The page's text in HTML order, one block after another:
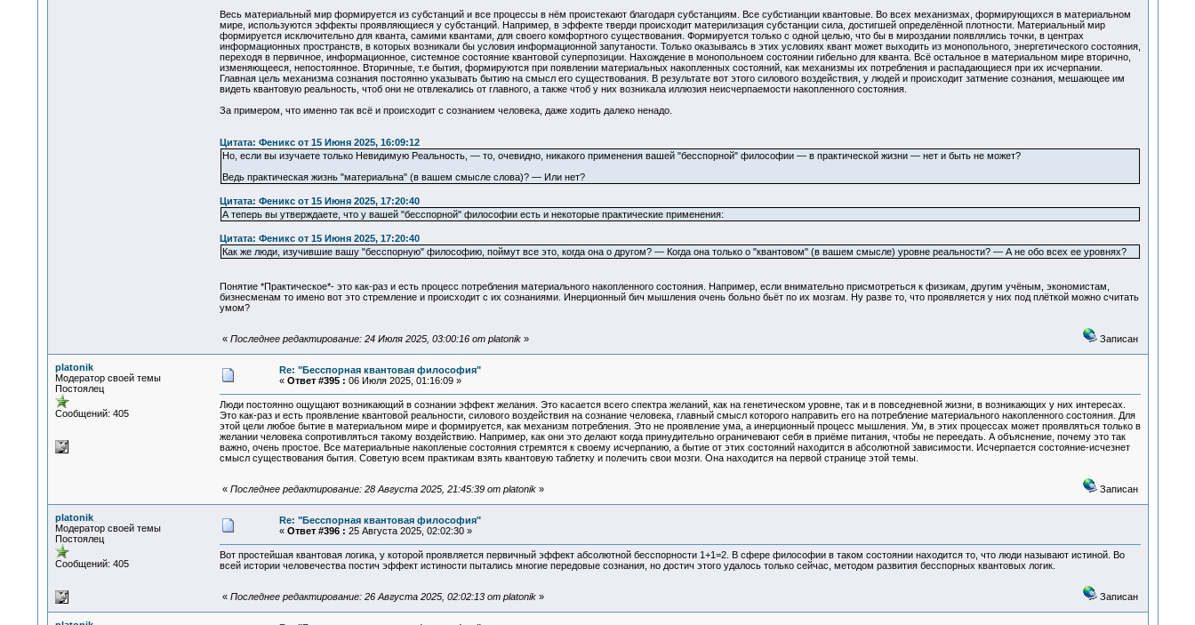
Весь материальный мир формируется из субстанций и все процессы в нём проистекают благодаря субстанциям. Все субстианции квантовые. Во всех механизмах, формирующихся в материальном
мире, используются эффекты проявляющиеся у субстанций. Например, в эффекте тверди происходит материлизация субстанции сила, достигшей определённой плотности. Материальный мир
формируется исключительно для кванта, самими квантами, для своего комфортного существования. Формируется только с одной целью, что бы в мироздании появлялись точки, в центрах
информационных пространств, в которых возникали бы условия информационной запутаности. Только оказываясь в этих условиях квант может выходить из монопольного, энергетического состояния,
переходя в первичное, информационное, системное состояние квантовой суперпозиции. Нахождение в монопольноем состоянии гибельно для кванта. Всё остальное в материальном мире вторично,
изменяющееся, непостоянное. Вторичные, т.е бытия, формируются при появлении материальных накопленных состояний, как механизмы их потребления и распадающиеся при их исчерпании.
Главная цель механизма сознания постоянно указывать бытию на смысл его существования. В результате вот этого силового воздействия, у людей и происходит затмение сознания, мешающее им
видеть квантовую реальность, чтоб они не отвлекались от главного, а также чтоб у них возникала иллюзия неисчерпаемости накопленного состояния.
За примером, что именно так всё и происходит с сознанием человека, даже ходить далеко ненадо.
Цитата: Феникс от 15 Июня 2025, 16:09:12
Но, если вы изучаете только Невидимую Реальность, — то, очевидно, никакого применения вашей "бесспорной" философии — в практической жизни — нет и быть не может?
Ведь практическая жизнь "материальна" (в вашем смысле слова)? — Или нет?
Цитата: Феникс от 15 Июня 2025, 17:20:40
А теперь вы утверждаете, что у вашей "бесспорной" философии есть и некоторые практические применения:
Цитата: Феникс от 15 Июня 2025, 17:20:40
Как же люди, изучившие вашу "бесспорную" философию, поймут все это, когда она о другом? — Когда она только о "квантовом" (в вашем смысле) уровне реальности? — А не обо всех ее уровнях?
Понятие *Практическое*- это как-раз и есть процесс потребления материального накопленного состояния. Например, если внимательно присмотреться к физикам, другим учёным, экономистам,
бизнесменам то имено вот это стремление и происходит с их сознаниями. Инерционный бич мышления очень больно бьёт по их мозгам. Ну разве то, что проявляется у них под плёткой можно считать
умом?
« Последнее редактирование: 24 Июля 2025, 03:00:16 от platonik» Записан
platonik
Модератор своей темы
Постоялец
Сообщений: 405
Re: "Бесспорная квантовая философия"
« Ответ #395 : 06 Июля 2025, 01:16:09 »
Люди постоянно ощущают возникающий в сознании эффект желания. Это касается всего спектра желаний, как на генетическом уровне, так и в повседневной жизни, в возникающих у них интересах.
Это как-раз и есть проявление квантовой реальности, силового воздействия на сознание человека, главный смысл которого направить его на потребление материального накопленного состояния. Для
этой цели любое бытие в материальном мире и формируется, как механизм потребления. Это не проявление ума, а инерционный процесс мышления. Ум, в этих процессах может проявляться только в
желании человека сопротивляться такому воздействию. Например, как они это делают когда принудительно ограничевают себя в приёме питания, чтобы не переедать. А объяснение, почему это так
важно, очень простое. Все материальные накопленые состояния стремятся к своему исчерпанию, а бытие от этих состояний находится в абсолютной зависимости. Исчерпается состояние-исчезнет
смысл существования бытия. Советую всем практикам взять квантовую таблетку и полечить свои мозги. Она находится на первой странице этой темы.
« Последнее редактирование: 28 Августа 2025, 21:45:39 от platonik» Записан
platonik
Модератор своей темы
Постоялец
Сообщений: 405
Re: "Бесспорная квантовая философия"
« Ответ #396 : 25 Августа 2025, 02:02:30 »
Вот простейшая квантовая логика, у которой проявляется первичный эффект абсолютной бесспорности 1+1=2. В сфере философии в таком состоянии находится то, что люди называют истиной. Во
всей истории человечества постич эффект истиности пытались многие передовые сознания, но достич этого удалось только сейчас, методом развития бесспорных квантовых логик.
« Последнее редактирование: 26 Августа 2025, 02:02:13 от platonik» Записан